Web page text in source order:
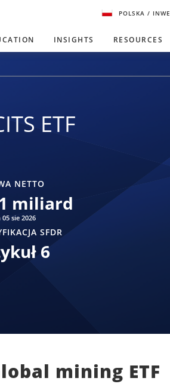
POLSKA/
INSIGHTS RESOURCES
ETF
NETTO
miliard
sie 2026
SFDR
6
mining ETF